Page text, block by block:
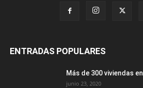
ENTRADAS POPULARES
Más de 300 viviendas
junio 23, 2020